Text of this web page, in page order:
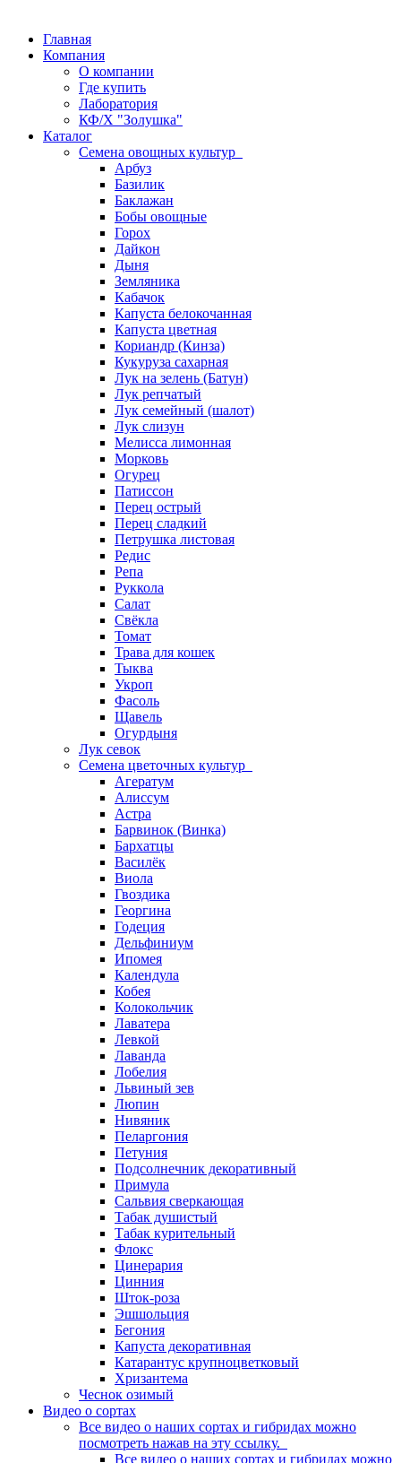
Главная
Компания
О компании
Где купить
Лаборатория
КФ/Х "Золушка"
Каталог
Семена овощных культур
Арбуз
Базилик
Баклажан
Бобы овощные
Горох
Дайкон
Дыня
Земляника
Кабачок
Капуста белокочанная
Капуста цветная
Кориандр (Кинза)
Кукуруза сахарная
Лук на зелень (Батун)
Лук репчатый
Лук семейный (шалот)
Лук слизун
Мелисса лимонная
Морковь
Огурец
Патиссон
Перец острый
Перец сладкий
Петрушка листовая
Редис
Репа
Руккола
Салат
Свёкла
Томат
Трава для кошек
Тыква
Укроп
Фасоль
Щавель
Огурдыня
Лук севок
Семена цветочных культур
Агератум
Алиссум
Астра
Барвинок (Винка)
Бархатцы
Василёк
Виола
Гвоздика
Георгина
Годеция
Дельфиниум
Ипомея
Календула
Кобея
Колокольчик
Лаватера
Левкой
Лаванда
Лобелия
Львиный зев
Люпин
Нивяник
Пеларгония
Петуния
Подсолнечник декоративный
Примула
Сальвия сверкающая
Табак душистый
Табак курительный
Флокс
Цинерария
Цинния
Шток-роза
Эшшольция
Бегония
Капуста декоративная
Катарантус крупноцветковый
Хризантема
Чеснок озимый
Видео о сортах
Все видео о наших сортах и гибридах можно
посмотреть нажав на эту ссылку.
Все видео о наших сортах и гибридах можно